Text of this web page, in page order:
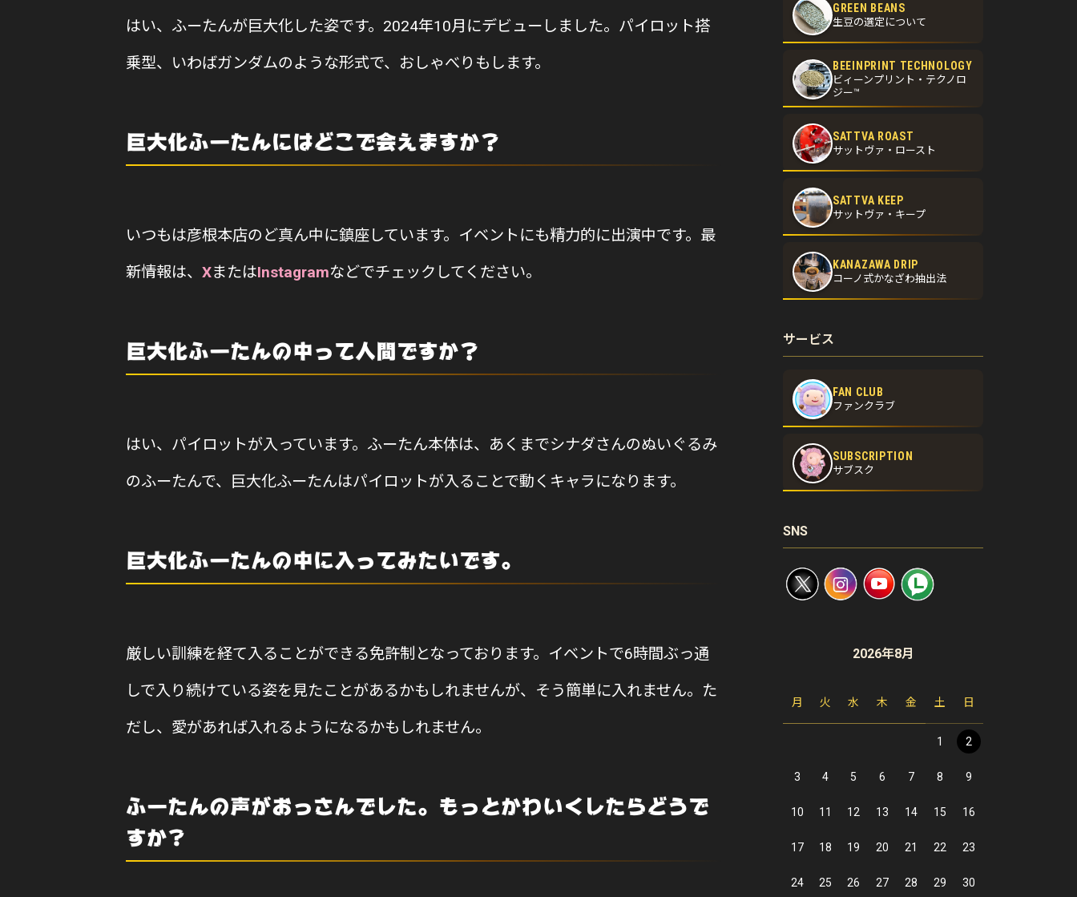
はい、ふーたんが巨大化した姿です。2024年10月にデビューしました。パイロット搭
乗型、いわばガンダムのような形式で、おしゃべりもします。
巨大化ふーたんにはどこで会えますか？
いつもは彦根本店のど真ん中に鎮座しています。イベントにも精力的に出演中です。最
新情報は、 XまたはInstagramなどでチェックしてください。
巨大化ふーたんの中って人間ですか？
はい、パイロットが入っています。ふーたん本体は、あくまでシナダさんのぬいぐるみ
のふーたんで、巨大化ふーたんはパイロットが入ることで動くキャラになります。
巨大化ふーたんの中に入ってみたいです。
厳しい訓練を経て入ることができる免許制となっております。イベントで6時間ぶっ通
しで入り続けている姿を見たことがあるかもしれませんが、そう簡単に入れません。た
だし、愛があれば入れるようになるかもしれません。
ふーたんの声がおっさんでした。もっとかわいくしたらどうで
すか?
GREEN BEANS
生豆の選定について
BEEINPRINT TECHNOLOGY
ビィーンプリント・テクノロ
ジー™
SATTVA ROAST
サットヴァ・ロースト
SATTVA KEEP
サットヴァ・キープ
KANAZAWA DRIP
コーノ式かなざわ抽出法
サービス
FAN CLUB
ファンクラブ
SUBSCRIPTION
サブスク
SNS
2026年8月
月 火 水 木 金 土 日
1 2
3 4 5 6 7 8 9
10 11 12 13 14 15 16
17 18 19 20 21 22 23
24 25 26 27 28 29 30